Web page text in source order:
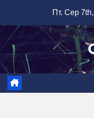
вмісту
Пт. Сер